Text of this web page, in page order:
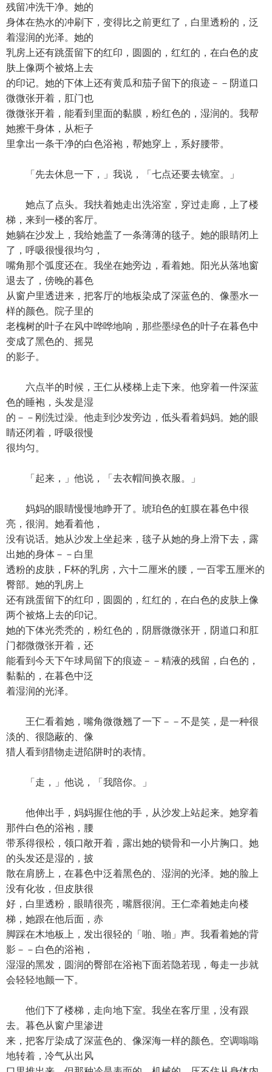
残留冲洗干净。她的
身体在热水的冲刷下，变得比之前更红了，白里透粉的，泛
着湿润的光泽。她的
乳房上还有跳蛋留下的红印，圆圆的，红红的，在白色的皮
肤上像两个被烙上去
的印记。她的下体上还有黄瓜和茄子留下的痕迹－－阴道口
微微张开着，肛门也
微微张开着，能看到里面的黏膜，粉红色的，湿润的。我帮
她擦干身体，从柜子
里拿出一条干净的白色浴袍，帮她穿上，系好腰带。
「先去休息一下，」我说，「七点还要去镜室。」
她点了点头。我扶着她走出洗浴室，穿过走廊，上了楼
梯，来到一楼的客厅。
她躺在沙发上，我给她盖了一条薄薄的毯子。她的眼睛闭上
了，呼吸很慢很均匀，
嘴角那个弧度还在。我坐在她旁边，看着她。阳光从落地窗
退去了，傍晚的暮色
从窗户里透进来，把客厅的地板染成了深蓝色的、像墨水一
样的颜色。院子里的
老槐树的叶子在风中哗哗地响，那些墨绿色的叶子在暮色中
变成了黑色的、摇晃
的影子。
六点半的时候，王仁从楼梯上走下来。他穿着一件深蓝
色的睡袍，头发是湿
的－－刚洗过澡。他走到沙发旁边，低头看着妈妈。她的眼
睛还闭着，呼吸很慢
很均匀。
「起来，」他说，「去衣帽间换衣服。」
妈妈的眼睛慢慢地睁开了。琥珀色的虹膜在暮色中很
亮，很润。她看着他，
没有说话。她从沙发上坐起来，毯子从她的身上滑下去，露
出她的身体－－白里
透粉的皮肤，F杯的乳房，六十二厘米的腰，一百零五厘米的
臀部。她的乳房上
还有跳蛋留下的红印，圆圆的，红红的，在白色的皮肤上像
两个被烙上去的印记。
她的下体光秃秃的，粉红色的，阴唇微微张开，阴道口和肛
门都微微张开着，还
能看到今天下午球局留下的痕迹－－精液的残留，白色的，
黏黏的，在暮色中泛
着湿润的光泽。
王仁看着她，嘴角微微翘了一下－－不是笑，是一种很
淡的、很隐蔽的、像
猎人看到猎物走进陷阱时的表情。
「走，」他说，「我陪你。」
他伸出手，妈妈握住他的手，从沙发上站起来。她穿着
那件白色的浴袍，腰
带系得很松，领口敞开着，露出她的锁骨和一小片胸口。她
的头发还是湿的，披
散在肩膀上，在暮色中泛着黑色的、湿润的光泽。她的脸上
没有化妆，但皮肤很
好，白里透粉，眼睛很亮，嘴唇很润。王仁牵着她走向楼
梯，她跟在他后面，赤
脚踩在木地板上，发出很轻的「啪、啪」声。我看着她的背
影－－白色的浴袍，
湿湿的黑发，圆润的臀部在浴袍下面若隐若现，每走一步就
会轻轻地颤一下。
他们下了楼梯，走向地下室。我坐在客厅里，没有跟
去。暮色从窗户里渗进
来，把客厅染成了深蓝色的、像深海一样的颜色。空调嗡嗡
地转着，冷气从出风